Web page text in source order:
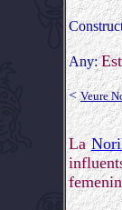
Any:
<Veure
La